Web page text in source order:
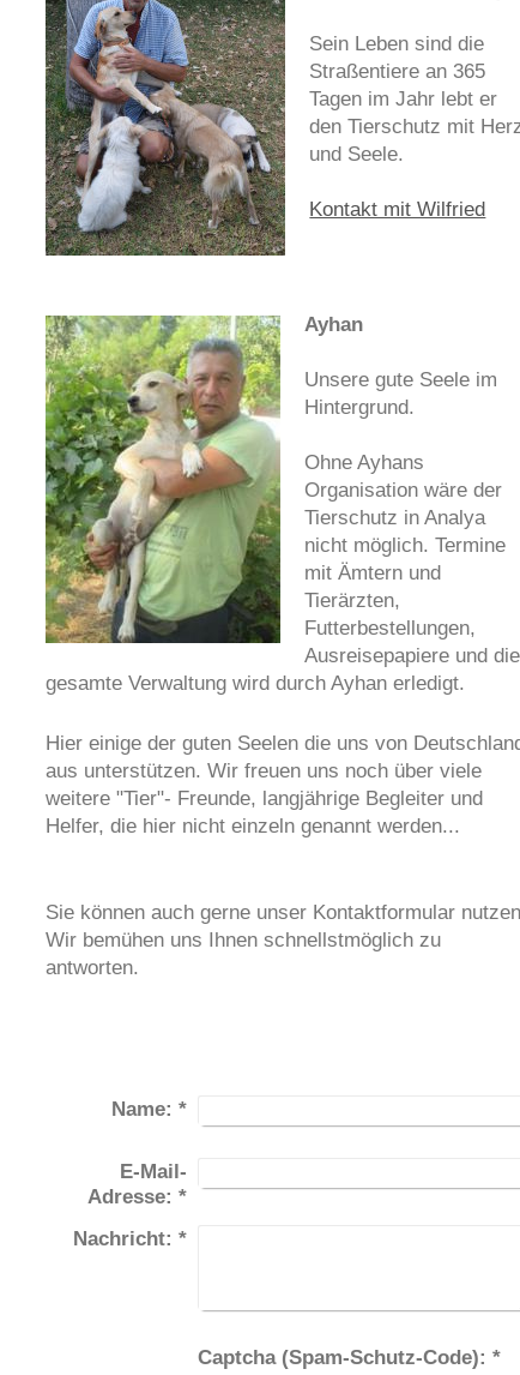
Sein Leben sind die
Straßentiere an 365
Tagen im Jahr lebt er
den Tierschutz mit
und Seele.
Kontakt mit Wilfried
Ayhan
Unsere gute Seele im
Hintergrund.
Ohne Ayhans
Organisation wäre der
Tierschutz in Analya
nicht möglich. Termine
mit Ämtern und
Tierärzten,
Futterbestellungen,
Ausreisepapiere und die
gesamte Verwaltung wird durch Ayhan erledigt.
Hier einige der guten Seelen die uns von
aus unterstützen. Wir freuen uns noch über viele
weitere "Tier"- Freunde, langjährige Begleiter und
Helfer, die hier nicht einzeln genannt werden...
Sie können auch gerne unser Kontaktformular
Wir bemühen uns Ihnen schnellstmöglich zu
antworten.
Name: *
E-Mail-
Adresse: *
Nachricht: *
Captcha (Spam-Schutz-Code): *